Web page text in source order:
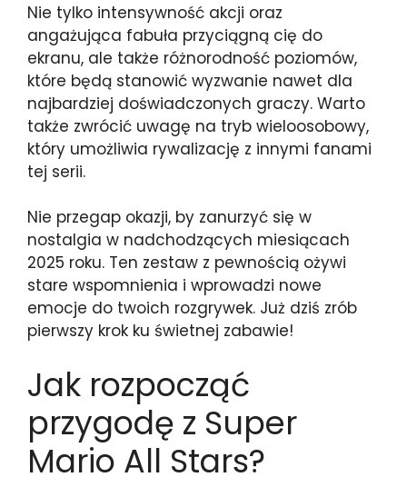
Nie tylko intensywność akcji oraz
angażująca fabuła przyciągną cię do
ekranu, ale także różnorodność poziomów,
które będą stanowić wyzwanie nawet dla
najbardziej doświadczonych graczy. Warto
także zwrócić uwagę na tryb wieloosobowy,
który umożliwia rywalizację z innymi fanami
tej serii.
Nie przegap okazji, by zanurzyć się w
nostalgia w nadchodzących miesiącach
2025 roku. Ten zestaw z pewnością ożywi
stare wspomnienia i wprowadzi nowe
emocje do twoich rozgrywek. Już dziś zrób
pierwszy krok ku świetnej zabawie!
Jak rozpocząć
przygodę z Super
Mario All Stars?